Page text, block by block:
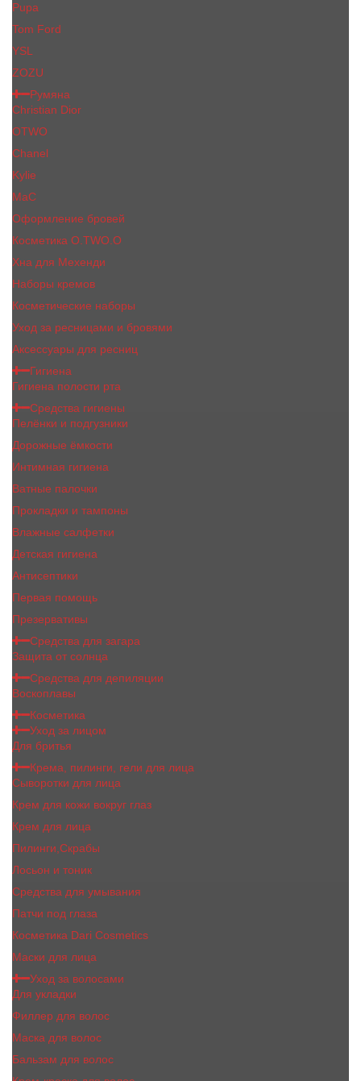
Pupa
Tom Ford
YSL
ZOZU
Румяна
Christian Dior
OTWO
Сhanеl
Kylie
MaC
Оформление бровей
Косметика O.TWO.O
Хна для Мехенди
Наборы кремов
Косметические наборы
Уход за ресницами и бровями
Аксессуары для ресниц
Гигиена
Гигиена полости рта
Средства гигиены
Пелёнки и подгузники
Дорожные ёмкости
Интимная гигиена
Ватные палочки
Прокладки и тампоны
Влажные салфетки
Детская гигиена
Антисептики
Первая помощь
Презервативы
Средства для загара
Защита от солнца
Средства для депиляции
Воскоплавы
Косметика
Уход за лицом
Для бритья
Крема, пилинги, гели для лица
Сыворотки для лица
Крем для кожи вокруг глаз
Крем для лица
Пилинги,Скрабы
Лосьон и тоник
Средства для умывания
Патчи под глаза
Косметика Dari Cosmetics
Маски для лица
Уход за волосами
Для укладки
Филлер для волос
Маска для волос
Бальзам для волос